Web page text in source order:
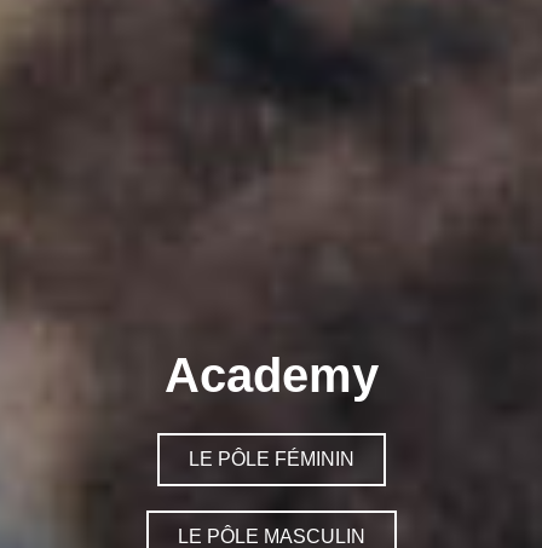
Academy
LE PÔLE FÉMININ
LE PÔLE MASCULIN